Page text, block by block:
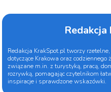
Redakcja KrakSpot.pl tworzy
dotyczące Krakowa oraz
związane m.in. z turystyką, pracą,
rozrywką, pomagając czytelnikom
inspiracje i sprawdzone wskazówki.